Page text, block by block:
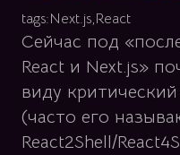
tags:Next.js,React
Сейчас под
React и Next.js»
виду
(часто его
React2Shell/